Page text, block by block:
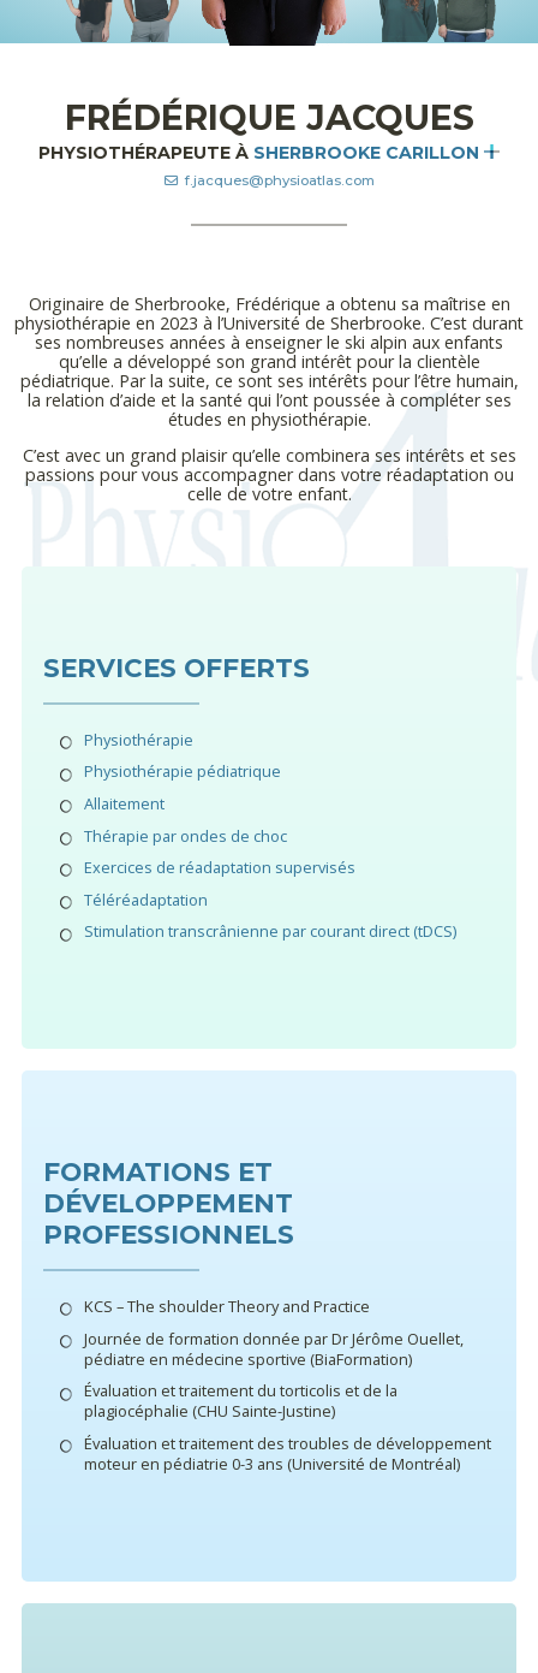
FRÉDÉRIQUE JACQUES
PHYSIOTHÉRAPEUTE À SHERBROOKE CARILLON
f.jacques@physioatlas.com
Originaire de Sherbrooke, Frédérique a obtenu sa maîtrise en
physiothérapie en 2023 à l’Université de Sherbrooke. C’est durant
ses nombreuses années à enseigner le ski alpin aux enfants
qu’elle a développé son grand intérêt pour la clientèle
pédiatrique. Par la suite, ce sont ses intérêts pour l’être humain,
la relation d’aide et la santé qui l’ont poussée à compléter ses
études en physiothérapie.
C’est avec un grand plaisir qu’elle combinera ses intérêts et ses
passions pour vous accompagner dans votre réadaptation ou
celle de votre enfant.
SERVICES OFFERTS
Physiothérapie
Physiothérapie pédiatrique
Allaitement
Thérapie par ondes de choc
Exercices de réadaptation supervisés
Téléréadaptation
Stimulation transcrânienne par courant direct (tDCS)
FORMATIONS ET
DÉVELOPPEMENT
PROFESSIONNELS
KCS – The shoulder Theory and Practice
Journée de formation donnée par Dr Jérôme Ouellet,
pédiatre en médecine sportive (BiaFormation)
Évaluation et traitement du torticolis et de la
plagiocéphalie (CHU Sainte-Justine)
Évaluation et traitement des troubles de développement
moteur en pédiatrie 0-3 ans (Université de Montréal)